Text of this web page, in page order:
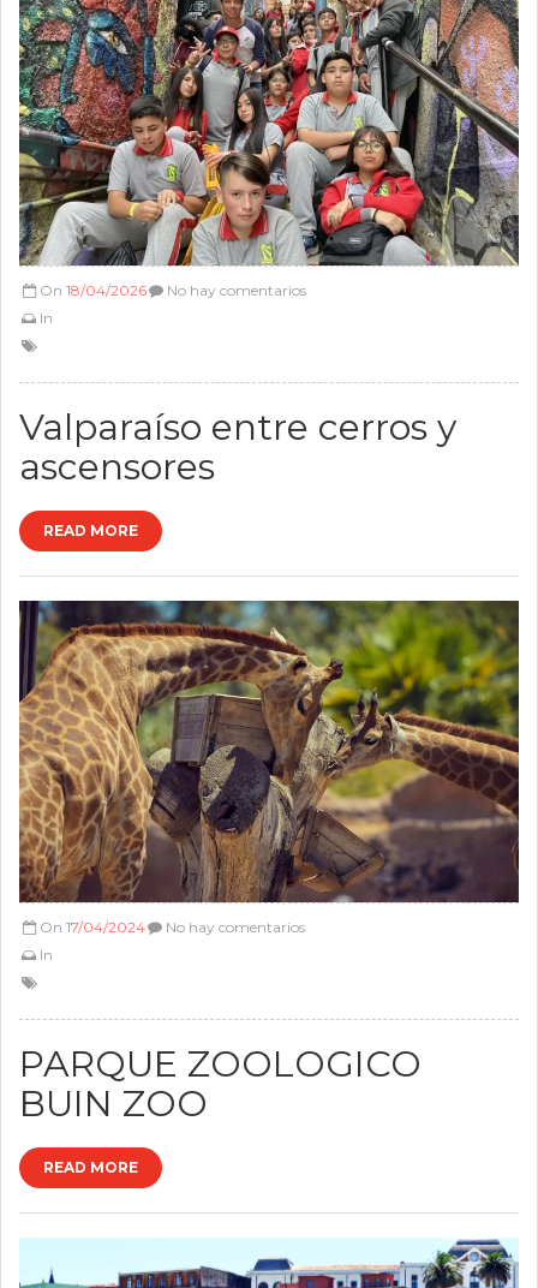
On 18/04/2026
In
No hay comentarios
Valparaíso entre cerros y
ascensores
READ MORE
On 17/04/2024
In
No hay comentarios
PARQUE ZOOLOGICO
BUIN ZOO
READ MORE